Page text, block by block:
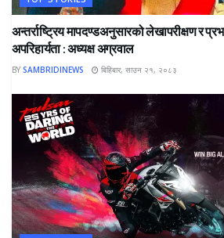
अन्तर्राष्ट्रिय मापदण्डअनुसारको लेखापरीक्षण र
अपरिहार्यता : अध्यक्ष अग्रवाल
BY SAMBRIDINEWS बिहिबार, साउन २१, २०८३